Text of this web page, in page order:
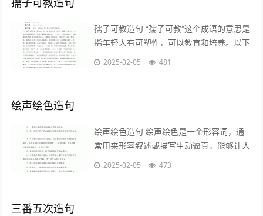
孺子可教造句
孺子可教造句 “孺子可教”这个成语的意思是
指年轻人有可塑性，可以教育和培养。以下
是一个造句的例子： 在学校里，老师发现
2025-02-05 481
绘声绘色造句
绘声绘色造句 绘声绘色是一个形容词，通
常用来形容叙述或描写生动逼真，能够让人
感受到场景的真实感。以下是一些关于“绘
2025-02-05 473
三番五次造句